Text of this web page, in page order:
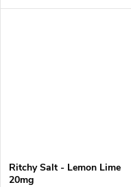
parné letní dny.
Ritchy Salt - Lemon Lime
20mg